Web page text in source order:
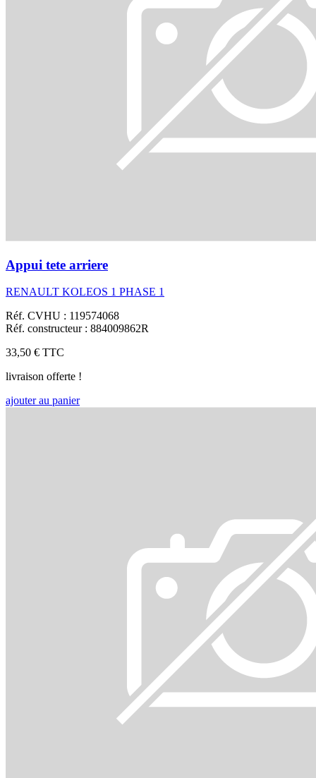
Appui tete arriere
RENAULT KOLEOS 1 PHASE 1
Réf. CVHU : 119574068
Réf. constructeur : 884009862R
33,50 € TTC
livraison offerte !
ajouter au panier